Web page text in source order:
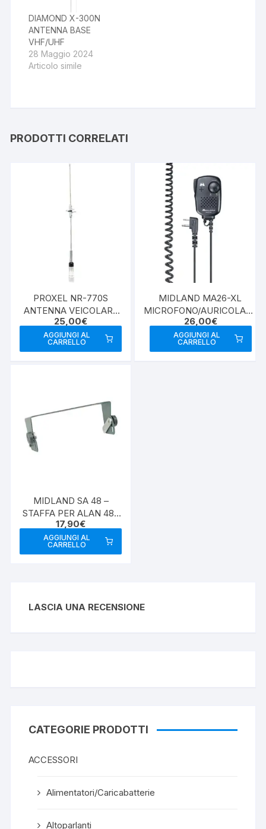
DIAMOND X-300N
ANTENNA BASE
VHF/UHF
28 Maggio 2024
Articolo simile
PRODOTTI CORRELATI
PROXEL NR-770S
ANTENNA VEICOLARE
VHF/UHF
25,00€
AGGIUNGI AL
CARRELLO
MIDLAND MA26-XL
MICROFONO/AURICOLARE
2 PIN
26,00€
AGGIUNGI AL
CARRELLO
MIDLAND SA 48 –
STAFFA PER ALAN 48 /
68
17,90€
AGGIUNGI AL
CARRELLO
LASCIA UNA RECENSIONE
CATEGORIE PRODOTTI
ACCESSORI
Alimentatori/Caricabatterie
Altoparlanti